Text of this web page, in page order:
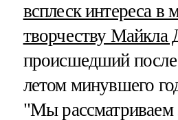
всплеск интереса в
творчеству Майкла
происшедший
летом минувшего
"Мы рассматриваем